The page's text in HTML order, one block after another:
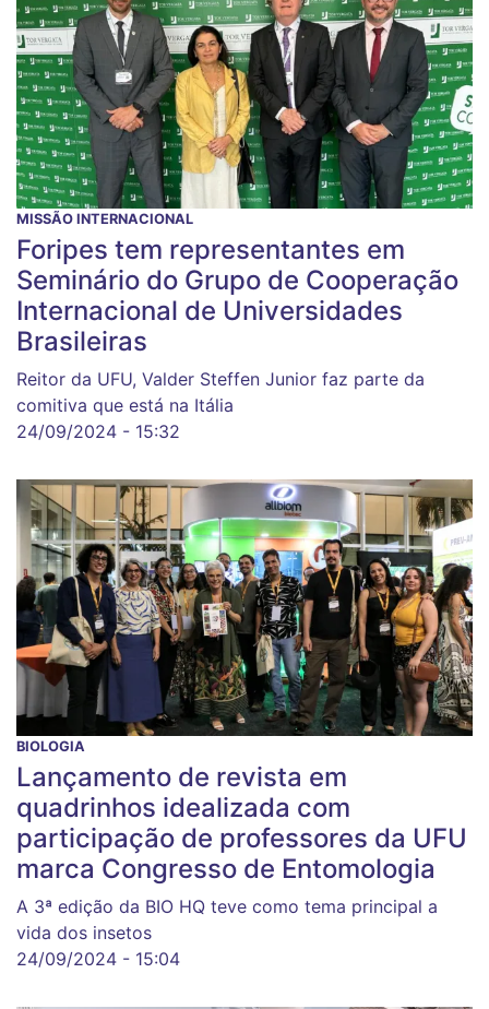
MISSÃO INTERNACIONAL
Foripes tem representantes em
Seminário do Grupo de Cooperação
Internacional de Universidades
Brasileiras
Reitor da UFU, Valder Steffen Junior faz parte da
comitiva que está na Itália
24/09/2024 - 15:32
BIOLOGIA
Lançamento de revista em
quadrinhos idealizada com
participação de professores da UFU
marca Congresso de Entomologia
A 3ª edição da BIO HQ teve como tema principal a
vida dos insetos
24/09/2024 - 15:04